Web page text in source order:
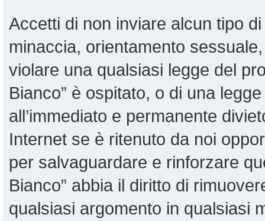
Accetti di non inviare alcun tipo
minaccia, orientamento
violare una qualsiasi legge del
Bianco” è ospitato, o di una
all’immediato e permanente
Internet se è ritenuto da noi
per salvaguardare e rinforzare
Bianco” abbia il diritto di
qualsiasi argomento in qualsiasi